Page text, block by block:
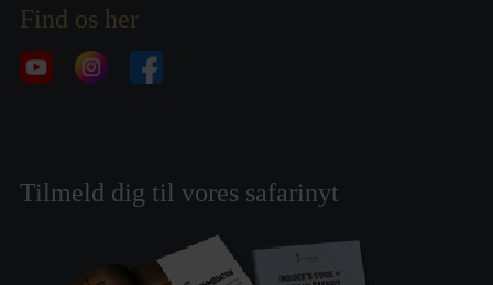
Find os her
Tilmeld dig til vores safarinyt